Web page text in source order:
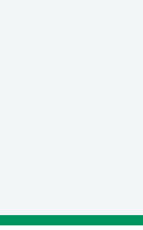
1 de cada
del sistema
de la cara,
tejidos tales
antes de
tratamiento
excreción del
otros
medicamento